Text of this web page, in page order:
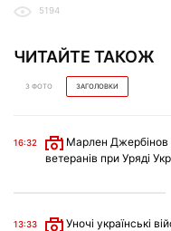
5194
ЧИТАЙТЕ ТАКОЖ
З ФОТО ЗАГОЛОВКИ
16:32
Марлен Джербінов
ветеранів при Уряді
13:33
Уночі українські